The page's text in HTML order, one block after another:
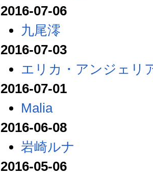
2016-07-06
九尾澪
2016-07-03
エリカ・アンジェリ
2016-07-01
Malia
2016-06-08
岩崎ルナ
2016-05-06